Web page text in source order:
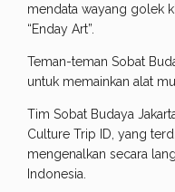
mendata wayang golek
“Enday Art”.
Teman-teman Sobat
untuk memainkan alat
Tim Sobat Budaya
Culture Trip ID, yang
mengenalkan secara
Indonesia.